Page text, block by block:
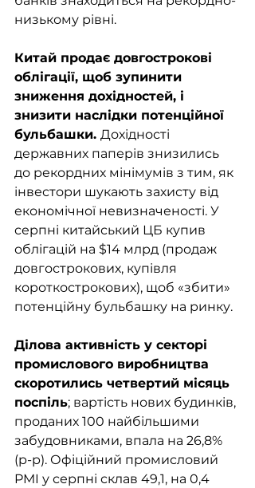
низькому рівні.
Китай продає довгострокові
облігації, щоб зупинити
зниження дохідностей, і
знизити наслідки потенційної
бульбашки. Дохідності
державних паперів знизились
до рекордних мінімумів з тим, як
інвестори шукають захисту від
економічної невизначеності. У
серпні китайський ЦБ купив
облігацій на $14 млрд (продаж
довгострокових, купівля
короткострокових), щоб «збити»
потенційну бульбашку на ринку.
Ділова активність у секторі
промислового виробництва
скоротились четвертий місяць
поспіль; вартість нових будинків,
проданих 100 найбільшими
забудовниками, впала на 26,8%
(р-р). Офіційний промисловий
PMI у серпні склав 49,1, на 0,4